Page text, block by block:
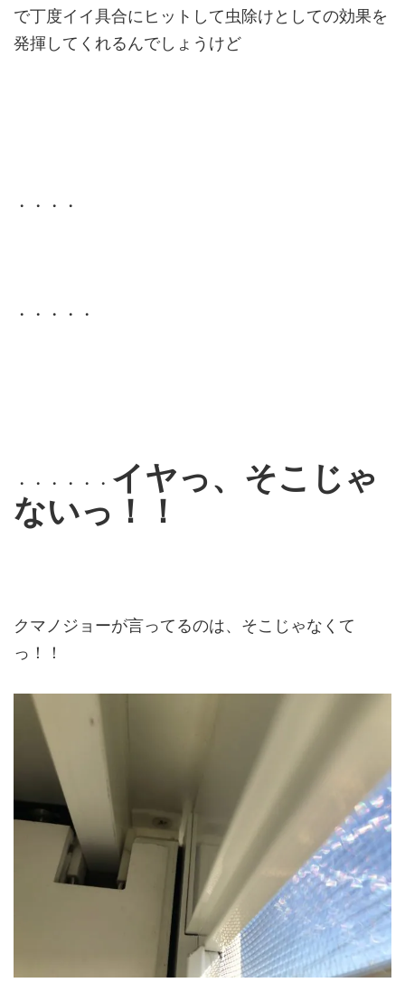
で丁度イイ具合にヒットして虫除けとしての効果を
発揮してくれるんでしょうけど
・・・・
・・・・・
・・・・・・ イヤっ、そこじゃ
ないっ！！
クマノジョーが言ってるのは、そこじゃなくて
っ！！